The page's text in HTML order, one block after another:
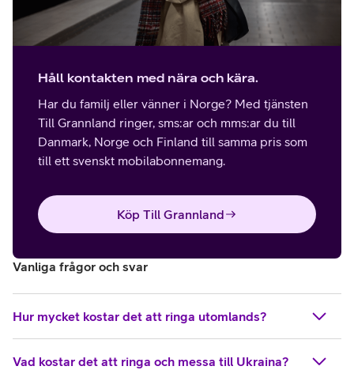
Håll kontakten med nära och kära.
Har du familj eller vänner i Norge? Med tjänsten
Till Grannland ringer, sms:ar och mms:ar du till
Danmark, Norge och Finland till samma pris som
till ett svenskt mobilabonnemang.
Köp Till Grannland
Vanliga frågor och svar
Hur mycket kostar det att ringa utomlands?
Vad kostar det att ringa och messa till Ukraina?